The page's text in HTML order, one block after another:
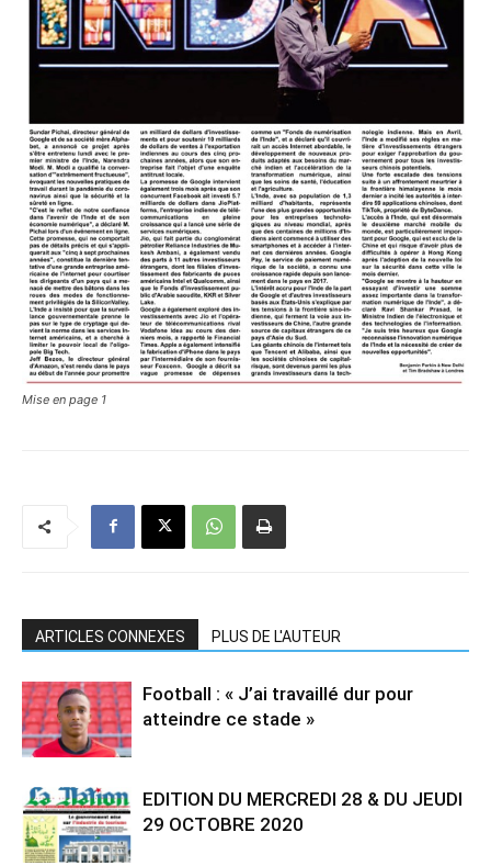
Mise en page 1
ARTICLES CONNEXES PLUS DE L'AUTEUR
Football : « J’ai travaillé dur pour
atteindre ce stade »
EDITION DU MERCREDI 28 & DU JEUDI
29 OCTOBRE 2020